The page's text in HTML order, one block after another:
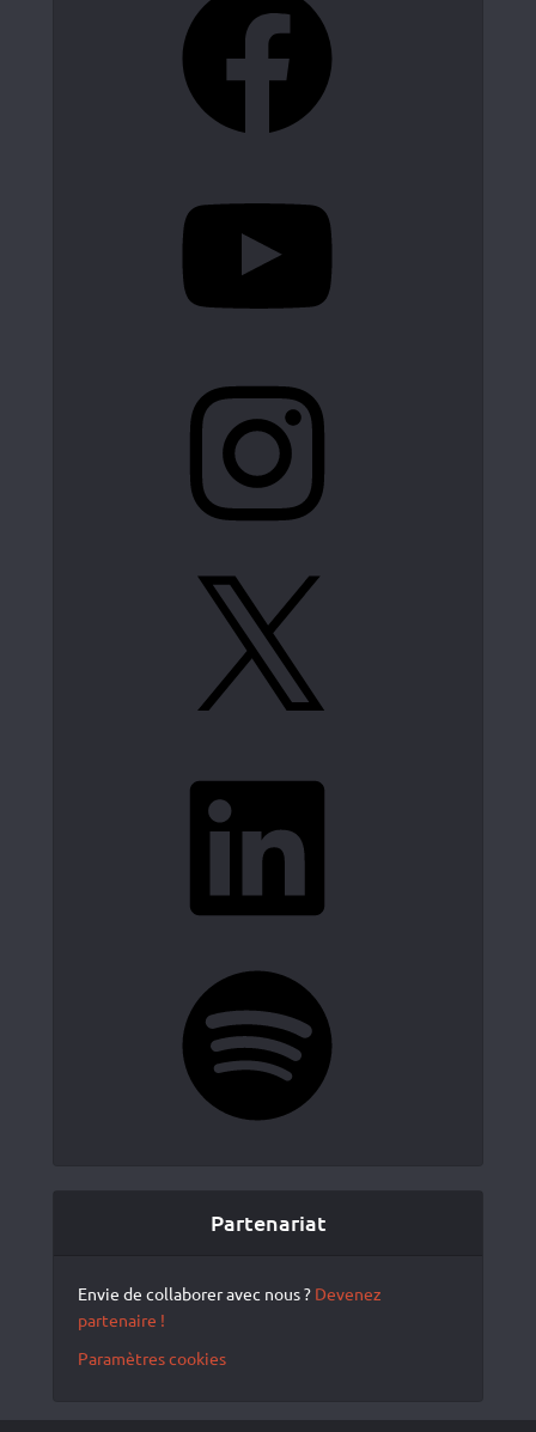
Partenariat
Envie de collaborer avec nous ? Devenez
partenaire !
Paramètres cookies